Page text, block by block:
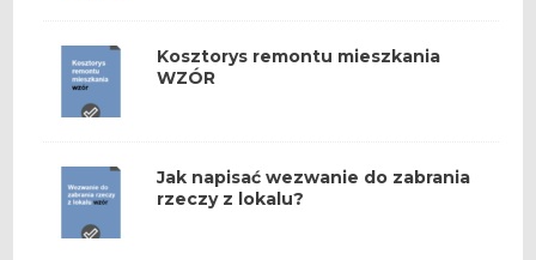
Kosztorys remontu mieszkania
WZÓR
Jak napisać wezwanie do zabrania
rzeczy z lokalu?